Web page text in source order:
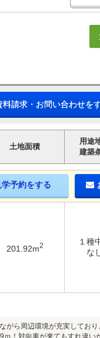
料請求・お問い合わせを
土地面積
用途
建築
学予約をする
201.92m2
１種
な
がら周辺環境が充実してお
！対向車が来てもすれ違い